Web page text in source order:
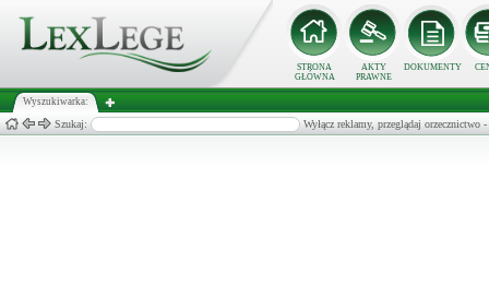
STRONA
GŁÓWNA
AKTY
PRAWNE
DOKUMENTY
Wyszukiwarka:
Szukaj: Wyłącz reklamy, przeglądaj